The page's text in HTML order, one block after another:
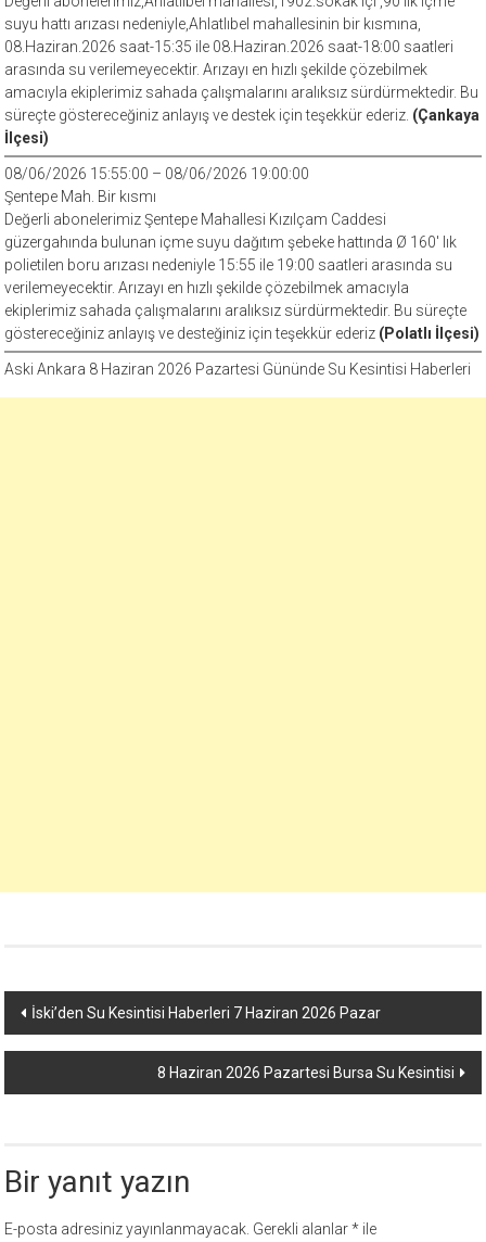
suyu hattı arızası nedeniyle,Ahlatlıbel mahallesinin bir kısmına,
08.Haziran.2026 saat-15:35 ile 08.Haziran.2026 saat-18:00 saatleri
arasında su verilemeyecektir. Arızayı en hızlı şekilde çözebilmek
amacıyla ekiplerimiz sahada çalışmalarını aralıksız sürdürmektedir. Bu
süreçte göstereceğiniz anlayış ve destek için teşekkür ederiz. (Çankaya
İlçesi)
08/06/2026 15:55:00 – 08/06/2026 19:00:00
Şentepe Mah. Bir kısmı
Değerli abonelerimiz Şentepe Mahallesi Kızılçam Caddesi
güzergahında bulunan içme suyu dağıtım şebeke hattında Ø 160′ lık
polietilen boru arızası nedeniyle 15:55 ile 19:00 saatleri arasında su
verilemeyecektir. Arızayı en hızlı şekilde çözebilmek amacıyla
ekiplerimiz sahada çalışmalarını aralıksız sürdürmektedir. Bu süreçte
göstereceğiniz anlayış ve desteğiniz için teşekkür ederiz (Polatlı İlçesi)
Aski Ankara 8 Haziran 2026 Pazartesi Gününde Su Kesintisi Haberleri
Yazı
dolaşımı
İski’den Su Kesintisi Haberleri 7 Haziran 2026 Pazar
8 Haziran 2026 Pazartesi Bursa Su Kesintisi
Bir yanıt yazın
E-posta adresiniz yayınlanmayacak. Gerekli alanlar* ile